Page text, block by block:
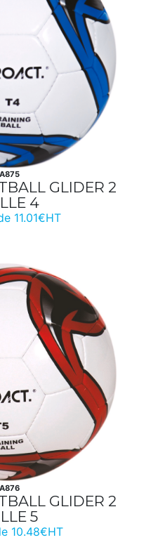
GLIDER 2
4
11.01€HT
GLIDER 2
5
10.48€HT